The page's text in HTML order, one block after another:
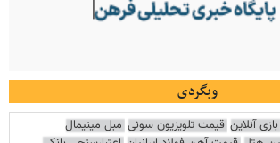
وبگردی
بازی آنلاین قیمت تلویزیون سونی مبل مینیمال